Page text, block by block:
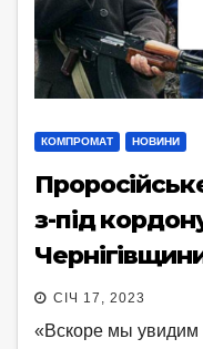
КОМПРОМАТ НОВИНИ
з-під
СІЧ 17, 2023
«Вскоре мы увидим